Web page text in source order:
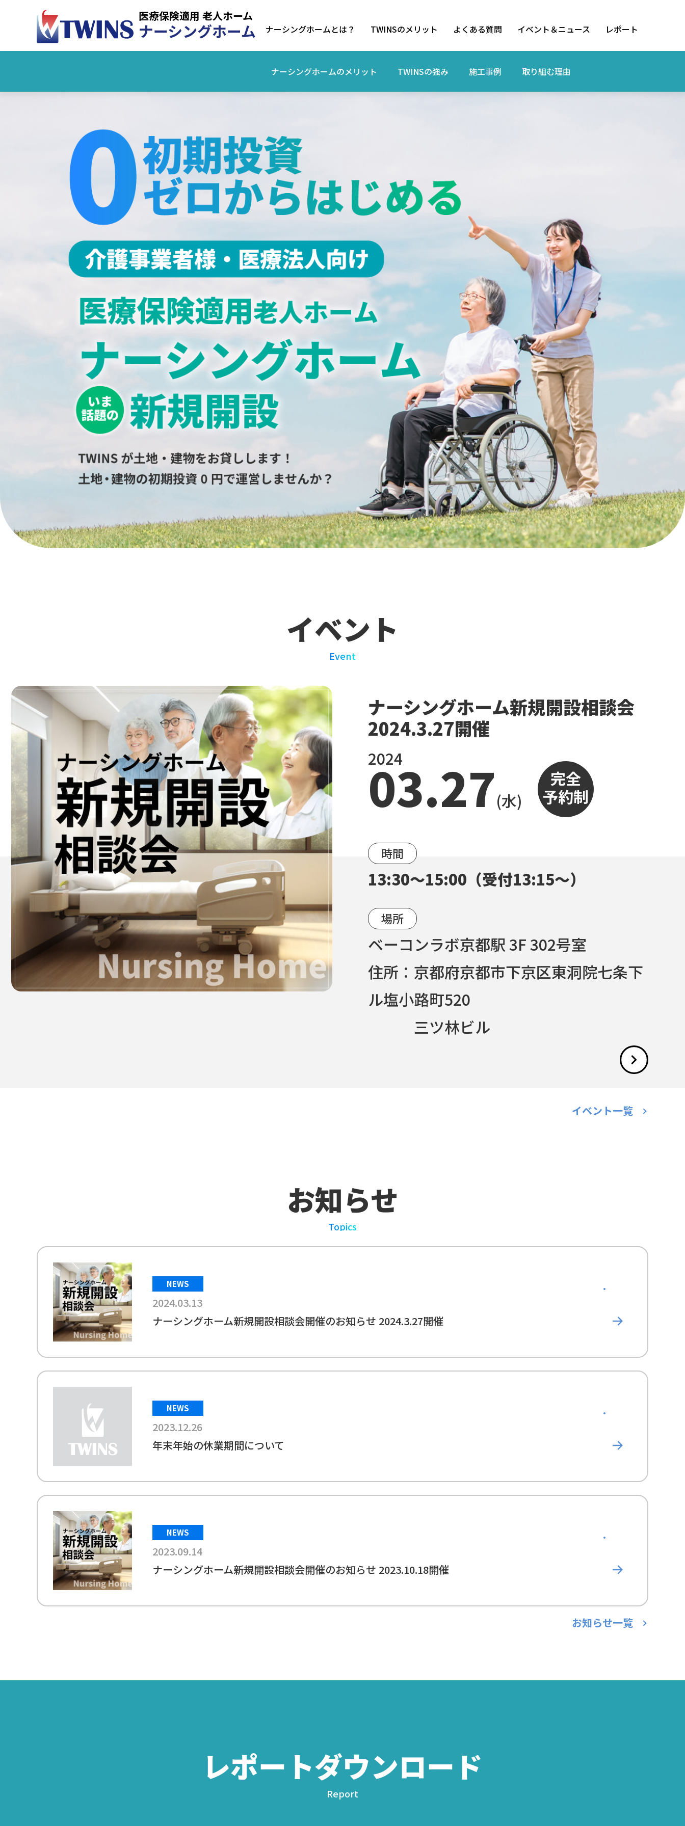
医療保険適用 老人ホーム
ナーシングホーム ナーシングホームとは？ TWINSのメリット よくある質問 イベント＆ニュース レポート
ナーシングホームのメリット TWINSの強み 施工事例 取り組む理由
イベント
Event
ナーシングホーム新規開設相談会
2024.3.27開催
2024
03.27(水)
完全
予約制
時間
13:30～15:00（受付13:15～）
場所
ベーコンラボ京都駅 3F 302号室
住所：京都府京都市下京区東洞院七条下
ル塩小路町520
三ツ林ビル
イベント一覧
お知らせ
Topics
NEWS
2024.03.13
ナーシングホーム新規開設相談会開催のお知らせ 2024.3.27開催
NEWS
2023.12.26
年末年始の休業期間について
NEWS
2023.09.14
ナーシングホーム新規開設相談会開催のお知らせ 2023.10.18開催
お知らせ一覧
レポートダウンロード
Report